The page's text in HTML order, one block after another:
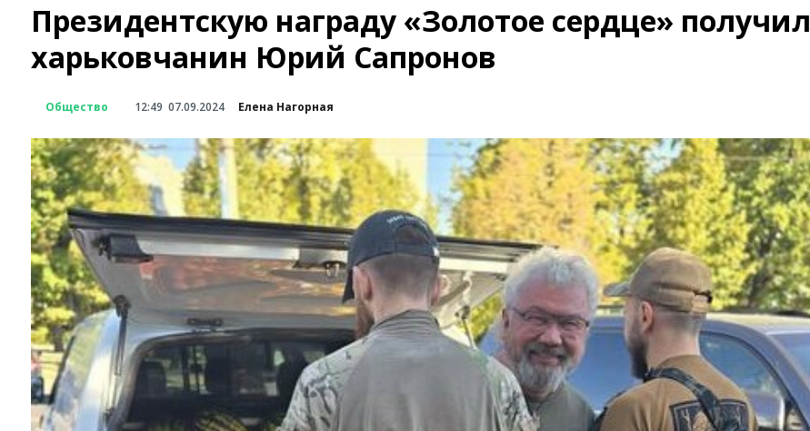
Президентскую награду «Золотое сердце» получил
харьковчанин Юрий Сапронов
Общество 12:49 07.09.2024 Елена Нагорная